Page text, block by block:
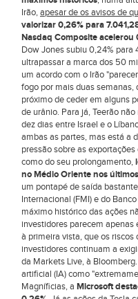
Irão,apesar de os avisos de
valorizar0,26% para
Nasdaq Composite acelerou
Dow Jones subiu 0,24%
ultrapassar a marca dos 50
um acordo com o Irão
fogo por mais duas
próximo de ceder em alguns
de urânio. Para já, Teerão
dez dias entre Israel e o
ambas as partes, mas está a
pressão sobre as
como do seu prolongamento,
no Médio Oriente nos
um pontapé de saída
Internacional (FMI) e do
máximo histórico das ações
investidores parecem
à primeira vista, que os
investidores continuam a
da Markets Live, à
artificial (IA) como
Magníficias, a Microsoft